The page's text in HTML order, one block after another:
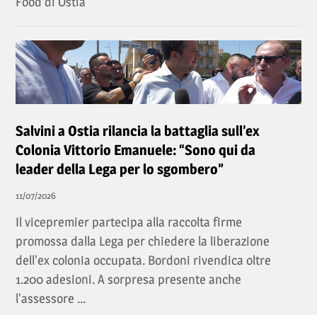
Salvini a Ostia rilancia la battaglia sull’ex
Colonia Vittorio Emanuele: “Sono qui da
leader della Lega per lo sgombero”
11/07/2026
Il vicepremier partecipa alla raccolta firme
promossa dalla Lega per chiedere la liberazione
dell'ex colonia occupata. Bordoni rivendica oltre
1.200 adesioni. A sorpresa presente anche
l'assessore ...